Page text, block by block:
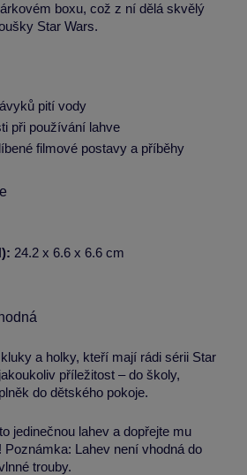
boxu, což z ní dělá skvělý
Star Wars.
pití vody
při používání lahve
filmové postavy a příběhy
24.2 x 6.6 x 6.6 cm
a holky, kteří mají rádi sérii Star
příležitost – do školy,
do dětského pokoje.
jedinečnou lahev a dopřejte mu
Lahev není vhodná do
trouby.